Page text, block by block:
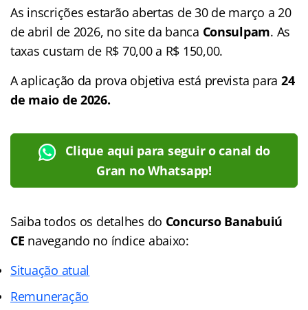
As inscrições estarão abertas de 30 de março a 20
de abril de 2026, no site da banca Consulpam. As
taxas custam de R$ 70,00 a R$ 150,00.
A aplicação da prova objetiva está prevista para 24
de maio de 2026.
Clique aqui para seguir o canal do
Gran no Whatsapp!
Saiba todos os detalhes do Concurso Banabuiú
CE navegando no índice abaixo:
Situação atual
Remuneração